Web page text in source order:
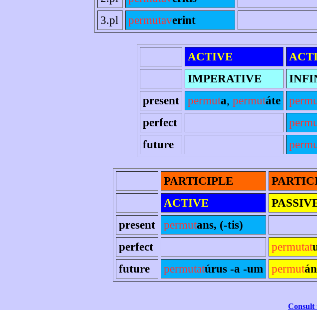
3.pl
permutaverint
ACTIVE
IMPERATIVE
present
permuta, permutáte
perfect
future
PARTICIPLE
ACTIVE
present
permutans, (-tis)
perfect
permutat
future
permutatúrus -a -um permut
Consult